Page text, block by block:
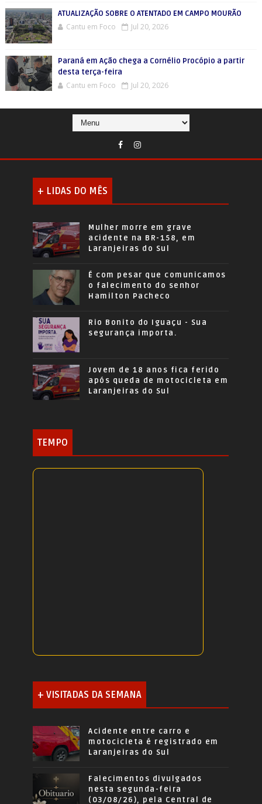
ATUALIZAÇÃO SOBRE O ATENTADO EM CAMPO MOURÃO
Cantu em Foco Jul 20, 2026
Paraná em Ação chega a Cornélio Procópio a partir
desta terça-feira
Cantu em Foco Jul 20, 2026
+ LIDAS DO MÊS
Mulher morre em grave
acidente na BR-158, em
Laranjeiras do Sul
É com pesar que comunicamos
o falecimento do senhor
Hamilton Pacheco
Rio Bonito do Iguaçu - Sua
segurança importa.
Jovem de 18 anos fica ferido
após queda de motocicleta em
Laranjeiras do Sul
TEMPO
+ VISITADAS DA SEMANA
Acidente entre carro e
motocicleta é registrado em
Laranjeiras do Sul
Falecimentos divulgados
nesta segunda-feira
(03/08/26), pela Central de